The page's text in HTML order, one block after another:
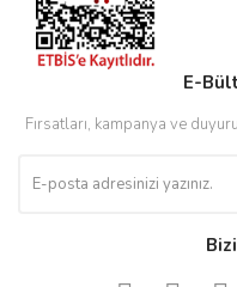
E-
Fırsatları, kampanya ve